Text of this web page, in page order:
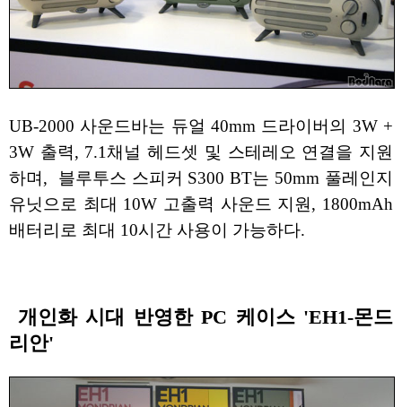
UB-2000 사운드바는 듀얼 40mm 드라이버의 3W +
3W 출력, 7.1채널 헤드셋 및 스테레오 연결을 지원
하며, 블루투스 스피커 S300 BT는 50mm 풀레인지
유닛으로 최대 10W 고출력 사운드 지원, 1800mAh
배터리로 최대 10시간 사용이 가능하다.
개인화 시대 반영한 PC 케이스 'EH1-몬드
리안'